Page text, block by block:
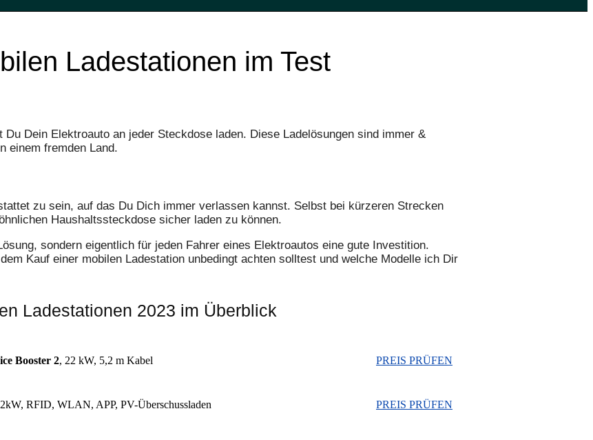
Ladestationen im Test
Dein Elektroauto an jeder Steckdose laden. Diese Ladelösungen sind immer &
einem fremden Land.
zu sein, auf das Du Dich immer verlassen kannst. Selbst bei kürzeren Strecken
Haushaltssteckdose sicher laden zu können.
sondern eigentlich für jeden Fahrer eines Elektroautos eine gute Investition.
Kauf einer mobilen Ladestation unbedingt achten solltest und welche Modelle ich Dir
Ladestationen 2023 im Überblick
Booster 2, 22 kW, 5,2 m Kabel PREIS PRÜFEN
RFID, WLAN, APP, PV-Überschussladen PREIS PRÜFEN